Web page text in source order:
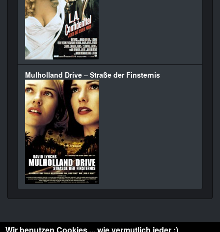
Mulholland Drive – Straße der Finsternis